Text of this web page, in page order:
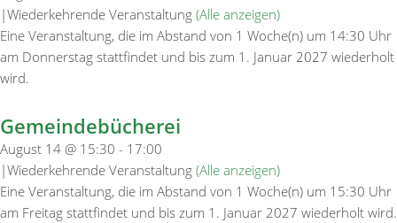
|Wiederkehrende Veranstaltung (Alle anzeigen)
Eine Veranstaltung, die im Abstand von 1 Woche(n) um 14:30 Uhr
am Donnerstag stattfindet und bis zum 1. Januar 2027 wiederholt
wird.
Gemeindebücherei
August 14 @ 15:30 - 17:00
|Wiederkehrende Veranstaltung (Alle anzeigen)
Eine Veranstaltung, die im Abstand von 1 Woche(n) um 15:30 Uhr
am Freitag stattfindet und bis zum 1. Januar 2027 wiederholt wird.